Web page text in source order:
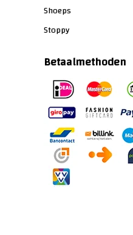
Shoeps
Stoppy
Betaalmethoden